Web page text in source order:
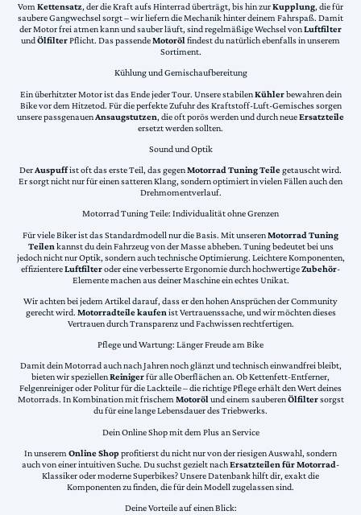
VomKettensatz, der die Kraft aufs Hinterrad überträgt, bis hin zurKupplung, die für
saubere Gangwechsel sorgt – wir liefern die Mechanik hinter deinem Fahrspaß. Damit
der Motor frei atmen kann und sauber läuft, sind regelmäßige Wechsel vonLuftfilter
undÖlfilterPflicht. Das passendeMotorölfindest du natürlich ebenfalls in unserem
Sortiment.
Kühlung und Gemischaufbereitung
Ein überhitzter Motor ist das Ende jeder Tour. Unsere stabilenKühlerbewahren dein
Bike vor dem Hitzetod. Für die perfekte Zufuhr des Kraftstoff-Luft-Gemisches sorgen
unsere passgenauenAnsaugstutzen, die oft porös werden und durch neueErsatzteile
ersetzt werden sollten.
Sound und Optik
DerAuspuffist oft das erste Teil, das gegenMotorrad Tuning Teilegetauscht wird.
Er sorgt nicht nur für einen satteren Klang, sondern optimiert in vielen Fällen auch den
Drehmomentverlauf.
Motorrad Tuning Teile: Individualität ohne Grenzen
Für viele Biker ist das Standardmodell nur die Basis. Mit unserenMotorrad Tuning
Teilen kannst du dein Fahrzeug von der Masse abheben. Tuning bedeutet bei uns
jedoch nicht nur Optik, sondern auch technische Optimierung. Leichtere Komponenten,
effizientereLuftfilteroder eine verbesserte Ergonomie durch hochwertigeZubehör-
Elemente machen aus deiner Maschine ein echtes Unikat.
Wir achten bei jedem Artikel darauf, dass er den hohen Ansprüchen der Community
gerecht wird. Motorradteile kaufen ist Vertrauenssache, und wir möchten dieses
Vertrauen durch Transparenz und Fachwissen rechtfertigen.
Pflege und Wartung: Länger Freude am Bike
Damit dein Motorrad auch nach Jahren noch glänzt und technisch einwandfrei bleibt,
bieten wir speziellenReinigerfür alle Oberflächen an. Ob Kettenfett-Entferner,
Felgenreiniger oder Politur für die Lackteile – die richtige Pflege erhält den Wert deines
Motorrads. In Kombination mit frischemMotorölund einem sauberenÖlfiltersorgst
du für eine lange Lebensdauer des Triebwerks.
Dein Online Shop mit dem Plus an Service
In unserem Online Shopprofitierst du nicht nur von der riesigen Auswahl, sondern
auch von einer intuitiven Suche. Du suchst gezielt nachErsatzteilen für Motorrad-
Klassiker oder moderne Superbikes? Unsere Datenbank hilft dir, exakt die
Komponenten zu finden, die für dein Modell zugelassen sind.
Deine Vorteile auf einen Blick: